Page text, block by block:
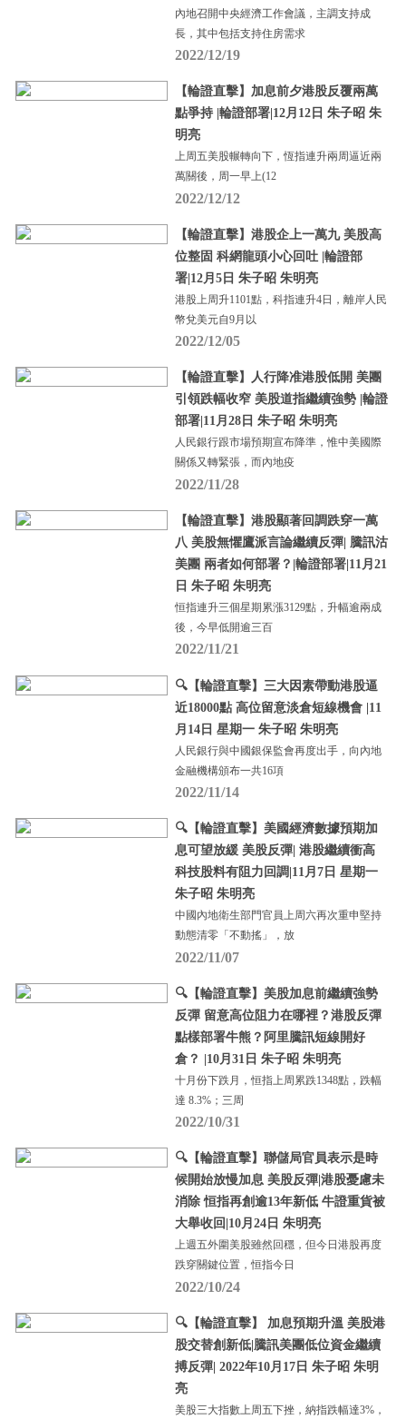
內地召開中央經濟工作會議，主調支持成
長，其中包括支持住房需求
2022/12/19
【輪證直擊】加息前夕港股反覆兩萬
點爭持 |輪證部署|12月12日 朱子昭 朱
明亮
上周五美股輾轉向下，恆指連升兩周逼近兩
萬關後，周一早上(12
2022/12/12
【輪證直擊】港股企上一萬九 美股高
位整固 科網龍頭小心回吐 |輪證部
署|12月5日 朱子昭 朱明亮
港股上周升1101點，科指連升4日，離岸人民
幣兌美元自9月以
2022/12/05
【輪證直擊】人行降准港股低開 美團
引領跌幅收窄 美股道指繼續強勢 |輪證
部署|11月28日 朱子昭 朱明亮
人民銀行跟市場預期宣布降準，惟中美國際
關係又轉緊張，而內地疫
2022/11/28
【輪證直擊】港股顯著回調跌穿一萬
八 美股無懼鷹派言論繼續反彈| 騰訊沽
美團 兩者如何部署？|輪證部署|11月21
日 朱子昭 朱明亮
恒指連升三個星期累漲3129點，升幅逾兩成
後，今早低開逾三百
2022/11/21
🔍【輪證直擊】三大因素帶動港股逼
近18000點 高位留意淡倉短線機會 |11
月14日 星期一 朱子昭 朱明亮
人民銀行與中國銀保監會再度出手，向內地
金融機構頒布一共16項
2022/11/14
🔍【輪證直擊】美國經濟數據預期加
息可望放緩 美股反彈| 港股繼續衝高
科技股料有阻力回調|11月7日 星期一
朱子昭 朱明亮
中國內地衛生部門官員上周六再次重申堅持
動態清零「不動搖」，放
2022/11/07
🔍【輪證直擊】美股加息前繼續強勢
反彈 留意高位阻力在哪裡？港股反彈
點樣部署牛熊？阿里騰訊短線開好
倉？ |10月31日 朱子昭 朱明亮
十月份下跌月，恒指上周累跌1348點，跌幅
達 8.3%；三周
2022/10/31
🔍【輪證直擊】聯儲局官員表示是時
候開始放慢加息 美股反彈|港股憂慮未
消除 恒指再創逾13年新低 牛證重貨被
大舉收回|10月24日 朱明亮
上週五外圍美股雖然回穩，但今日港股再度
跌穿關鍵位置，恒指今日
2022/10/24
🔍【輪證直擊】 加息預期升溫 美股港
股交替創新低|騰訊美團低位資金繼續
搏反彈| 2022年10月17日 朱子昭 朱明
亮
美股三大指數上周五下挫，納指跌幅達3%，